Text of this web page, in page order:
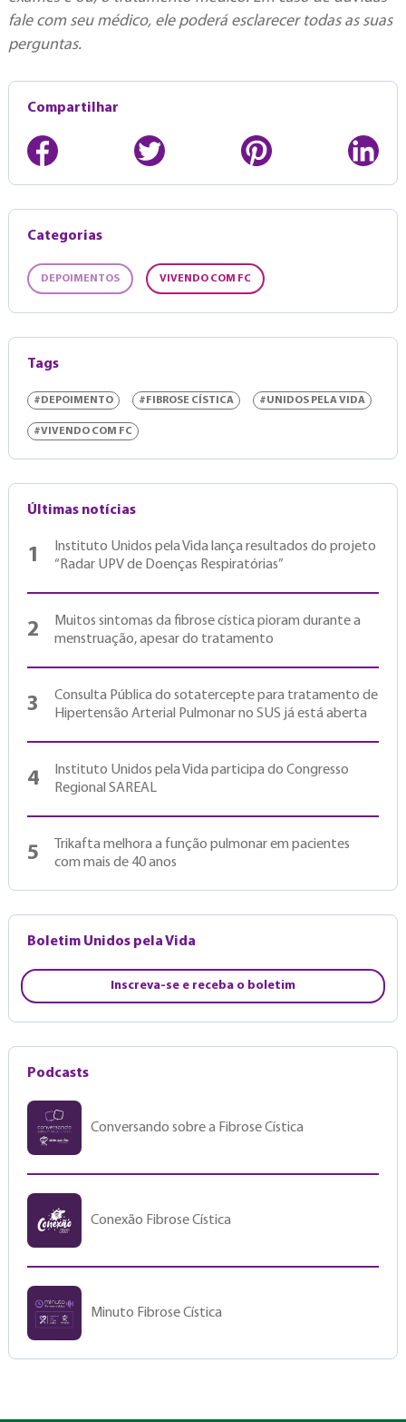
fale com seu médico, ele poderá esclarecer todas as suas
perguntas.
Compartilhar
Categorias
DEPOIMENTOS VIVENDO COM FC
Tags
#DEPOIMENTO #FIBROSE CÍSTICA #UNIDOS PELA VIDA
#VIVENDO COM FC
Últimas notícias
1
Instituto Unidos pela Vida lança resultados do projeto
“Radar UPV de Doenças Respiratórias”
2
Muitos sintomas da fibrose cística pioram durante a
menstruação, apesar do tratamento
3
Consulta Pública do sotatercepte para tratamento de
Hipertensão Arterial Pulmonar no SUS já está aberta
4
Instituto Unidos pela Vida participa do Congresso
Regional SAREAL
5
Trikafta melhora a função pulmonar em pacientes
com mais de 40 anos
Boletim Unidos pela Vida
Inscreva-se e receba o boletim
Podcasts
Conversando sobre a Fibrose Cística
Conexão Fibrose Cística
Minuto Fibrose Cística